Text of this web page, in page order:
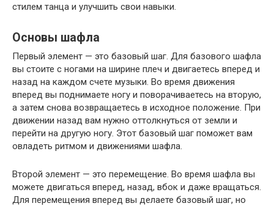
стилем танца и улучшить свои навыки.
Основы шафла
Первый элемент — это базовый шаг. Для базового шафла
вы стоите с ногами на ширине плеч и двигаетесь вперед и
назад на каждом счете музыки. Во время движения
вперед вы поднимаете ногу и поворачиваетесь на вторую,
а затем снова возвращаетесь в исходное положение. При
движении назад вам нужно оттолкнуться от земли и
перейти на другую ногу. Этот базовый шаг поможет вам
овладеть ритмом и движениями шафла.
Второй элемент — это перемещение. Во время шафла вы
можете двигаться вперед, назад, вбок и даже вращаться.
Для перемещения вперед вы делаете базовый шаг, но